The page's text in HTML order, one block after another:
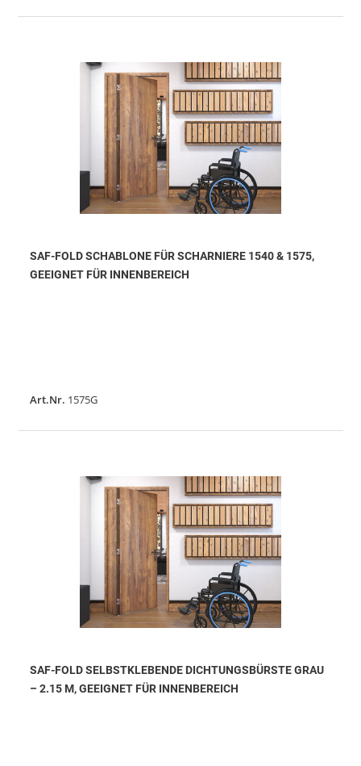
SAF-FOLD SCHABLONE FÜR SCHARNIERE 1540 & 1575,
GEEIGNET FÜR INNENBEREICH
Art.Nr. 1575G
SAF-FOLD SELBSTKLEBENDE DICHTUNGSBÜRSTE GRAU
– 2.15 M, GEEIGNET FÜR INNENBEREICH